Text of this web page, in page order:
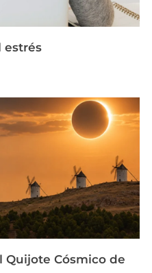
estrés
Quijote Cósmico de